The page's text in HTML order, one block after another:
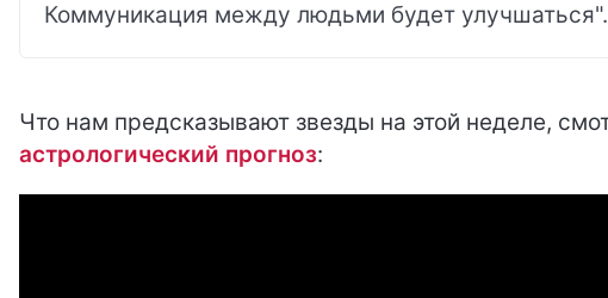
Коммуникация между людьми будет
Что нам предсказывают звезды на этой неделе,
астрологический прогноз: